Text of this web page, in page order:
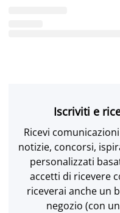
Iscriviti e
Ricevi
notizie, concorsi,
personalizzati
accetti di ricevere
riceverai anche un
negozio (con